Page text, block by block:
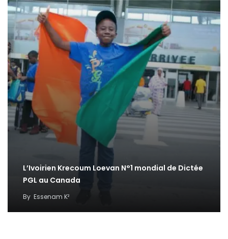
L’Ivoirien Krecoum Loevan N°1 mondial de Dictée
PGL au Canada
By Essenam K²